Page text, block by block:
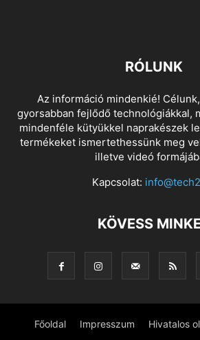
RÓLUNK
Az információ mindenkié!
gyorsabban fejlődő technológiákkal,
mindenféle kütyükkel naprakészek
termékeket ismertethessünk meg
illetve videó
Kapcsolat:
KÖVESS
Főoldal Impresszum Hivatalos